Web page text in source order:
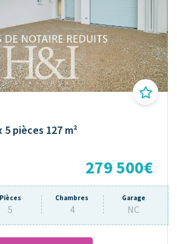
pièces 127 m²
279 500€
Pièces
5
Chambres
4
Garage
NC